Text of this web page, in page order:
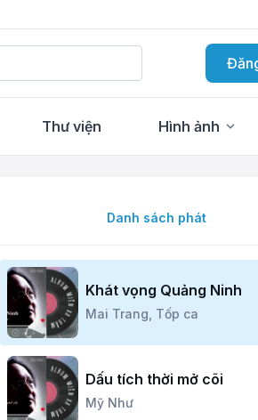
Thư viện Hình ảnh
Danh sách phát
Khát vọng Quảng Ninh
Mai Trang, Tốp ca
Dấu tích thời mở cõi
Mỹ Như